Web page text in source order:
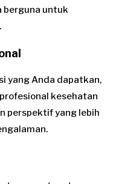
berguna untuk
yang Anda dapatkan,
kesehatan
perspektif yang lebih